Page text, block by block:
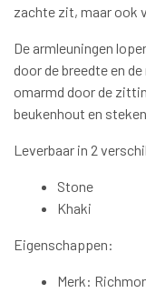
zachte zit, maar ook
De armleuningen
door de breedte en
omarmd door de
beukenhout en
Leverbaar in 2
Stone
Khaki
Eigenschappen:
Merk: